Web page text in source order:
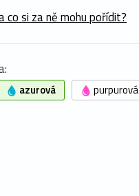
co si za ně mohu pořídit?
azurová purpurová